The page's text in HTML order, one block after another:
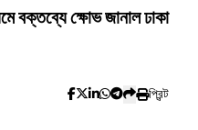
বক্তব্যে ক্ষোভ জানাল ঢাকা
প্রিন্ট